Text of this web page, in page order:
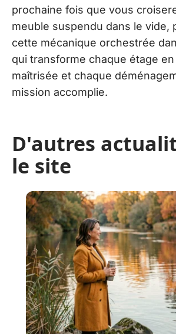
prochaine fois que vous
meuble suspendu dans le vide,
cette mécanique orchestrée
qui transforme chaque étage
maîtrisée et chaque
mission accomplie.
D'autres
le site